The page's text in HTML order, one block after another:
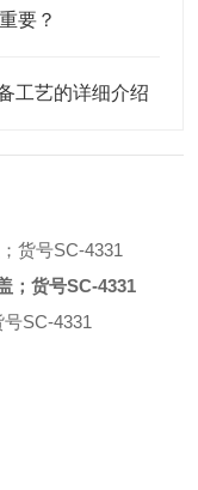
要？
工艺的详细介绍
货号SC-4331
； 货号SC-4331
号SC-4331